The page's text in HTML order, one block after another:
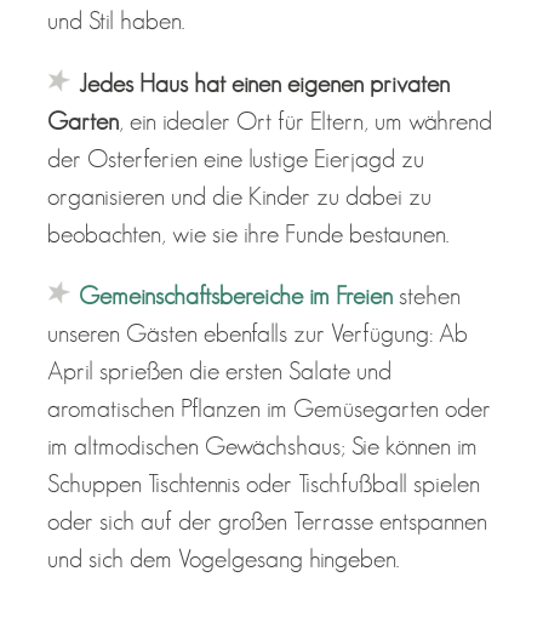
und Stil haben.
Jedes Haus hat einen eigenen privaten
Garten, ein idealer Ort für Eltern, um während
der Osterferien eine lustige Eierjagd zu
organisieren und die Kinder zu dabei zu
beobachten, wie sie ihre Funde bestaunen.
Gemeinschaftsbereiche im Freienstehen
unseren Gästen ebenfalls zur Verfügung: Ab
April sprießen die ersten Salate und
aromatischen Pflanzen im Gemüsegarten oder
im altmodischen Gewächshaus; Sie können im
Schuppen Tischtennis oder Tischfußball spielen
oder sich auf der großen Terrasse entspannen
und sich dem Vogelgesang hingeben.